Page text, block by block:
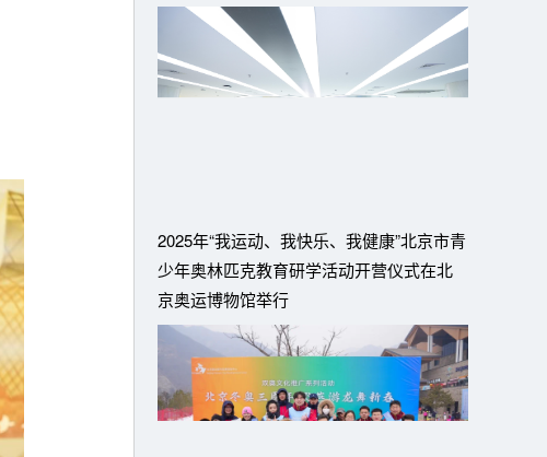
2025年“我运动、我快乐、我健康”北京市青
少年奥林匹克教育研学活动开营仪式在北
京奥运博物馆举行